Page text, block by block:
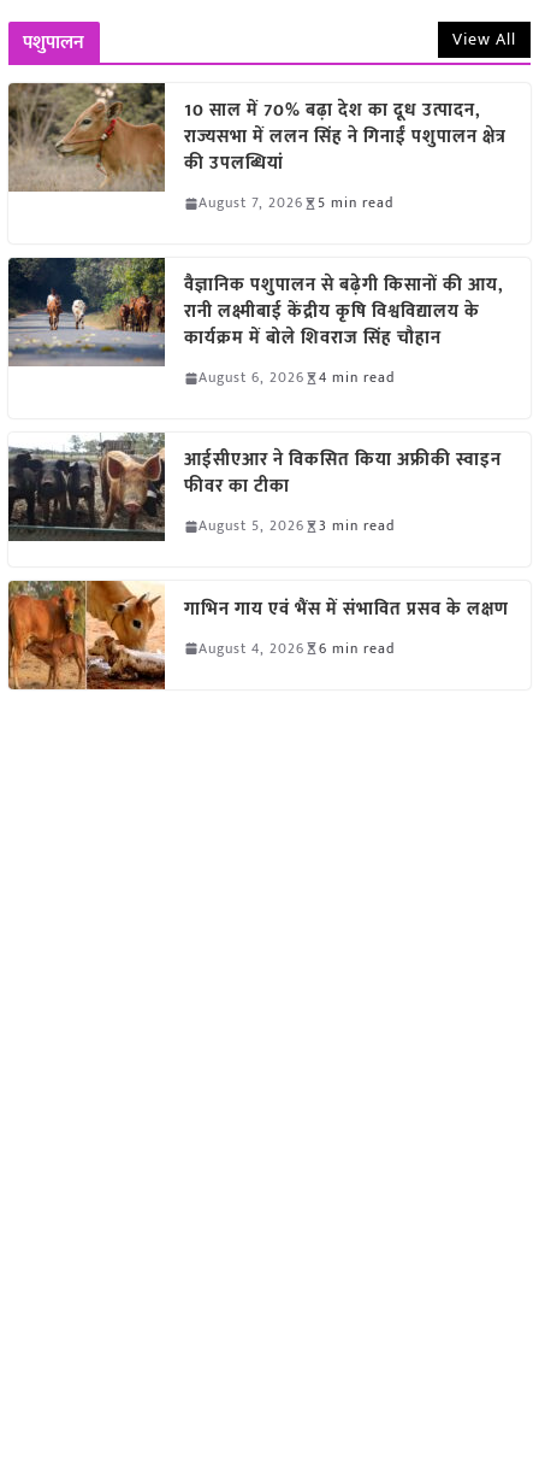
पशुपालन View All
10 साल में 70% बढ़ा देश का दूध उत्पादन,
राज्यसभा में ललन सिंह ने गिनाईं पशुपालन क्षेत्र
की उपलब्धियां
August 7, 2026 5 min read
वैज्ञानिक पशुपालन से बढ़ेगी किसानों की आय,
रानी लक्ष्मीबाई केंद्रीय कृषि विश्वविद्यालय के
कार्यक्रम में बोले शिवराज सिंह चौहान
August 6, 2026 4 min read
आईसीएआर ने विकसित किया अफ्रीकी स्वाइन
फीवर का टीका
August 5, 2026 3 min read
गाभिन गाय एवं भैंस में संभावित प्रसव के लक्षण
August 4, 2026 6 min read